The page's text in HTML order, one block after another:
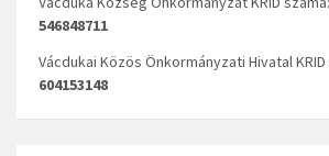
546848711
Vácdukai Közös Önkormányzati Hivatal KRID
604153148